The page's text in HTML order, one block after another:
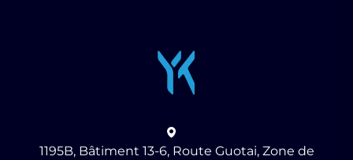
1195B, Bâtiment 13-6, Route Guotai, Zone de